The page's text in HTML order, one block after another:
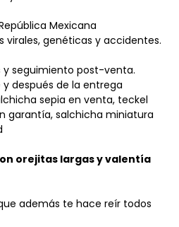
Mexicana
genéticas y accidentes.
y seguimiento post-venta.
después de la entrega
sepia en venta, teckel
garantía, salchicha miniatura
orejitas largas y valentía
además te hace reír todos